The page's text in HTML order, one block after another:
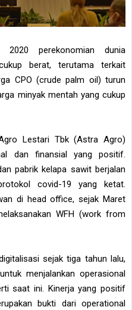
2020 perekonomian dunia
berat, terutama terkait
CPO (crude palm oil) turun
minyak mentah yang cukup
Lestari Tbk (Astra Agro)
dan finansial yang positif.
pabrik kelapa sawit berjalan
covid-19 yang ketat.
di head office, sejak Maret
WFH (work from
sejak tiga tahun lalu,
menjalankan operasional
saat ini. Kinerja yang positif
bukti dari operational